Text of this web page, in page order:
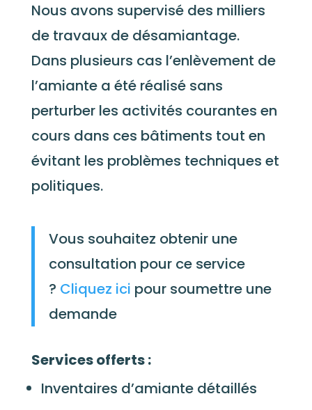
Nous avons supervisé des milliers
de travaux de désamiantage.
Dans plusieurs cas l’enlèvement de
l’amiante a été réalisé sans
perturber les activités courantes en
cours dans ces bâtiments tout en
évitant les problèmes techniques et
politiques.
Vous souhaitez obtenir une
consultation pour ce service
? Cliquez ici pour soumettre une
demande
Services offerts :
Inventaires d’amiante détaillés